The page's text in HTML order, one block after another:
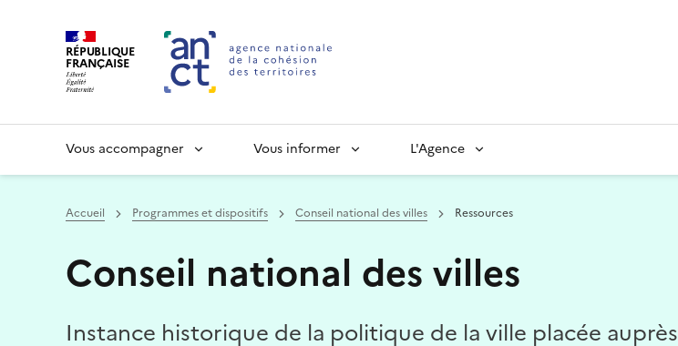
RÉPUBLIQUE
FRANÇAISE
Vous accompagner Vous informer L'Agence
Accueil Programmes et dispositifs Conseil national des villes Ressources
Conseil national des villes
Instance historique de la politique de la ville placée auprès
Haut de page